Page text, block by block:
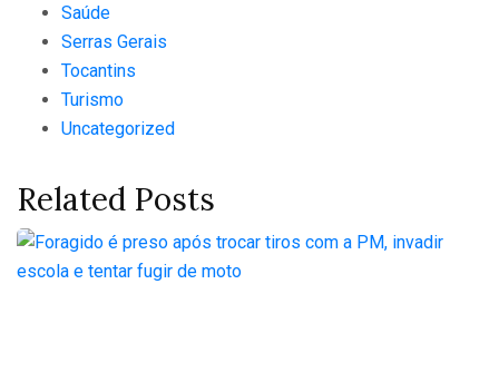
Saúde
Serras Gerais
Tocantins
Turismo
Uncategorized
Related Posts